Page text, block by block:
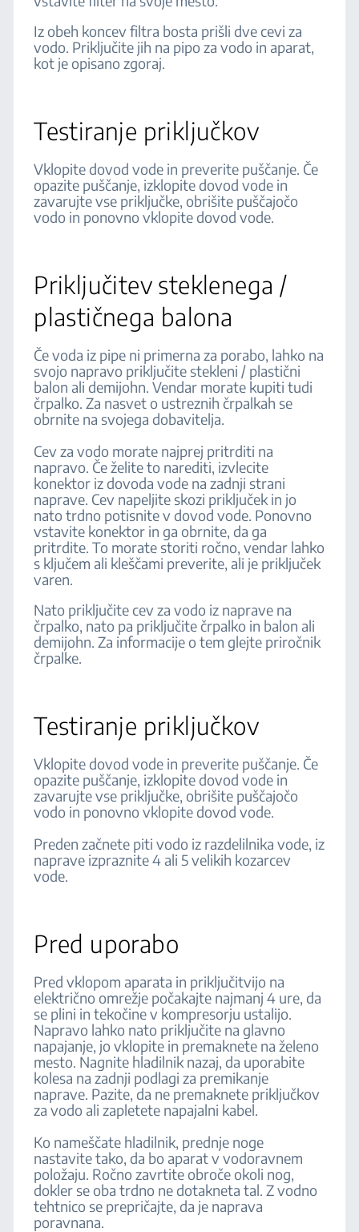
Iz obeh koncev filtra bosta prišli dve cevi za
vodo. Priključite jih na pipo za vodo in aparat,
kot je opisano zgoraj.
Testiranje priključkov
Vklopite dovod vode in preverite puščanje. Če
opazite puščanje, izklopite dovod vode in
zavarujte vse priključke, obrišite puščajočo
vodo in ponovno vklopite dovod vode.
Priključitev steklenega /
plastičnega balona
Če voda iz pipe ni primerna za porabo, lahko na
svojo napravo priključite stekleni / plastični
balon ali demijohn. Vendar morate kupiti tudi
črpalko. Za nasvet o ustreznih črpalkah se
obrnite na svojega dobavitelja.
Cev za vodo morate najprej pritrditi na
napravo. Če želite to narediti, izvlecite
konektor iz dovoda vode na zadnji strani
naprave. Cev napeljite skozi priključek in jo
nato trdno potisnite v dovod vode. Ponovno
vstavite konektor in ga obrnite, da ga
pritrdite. To morate storiti ročno, vendar lahko
s ključem ali kleščami preverite, ali je priključek
varen.
Nato priključite cev za vodo iz naprave na
črpalko, nato pa priključite črpalko in balon ali
demijohn. Za informacije o tem glejte priročnik
črpalke.
Testiranje priključkov
Vklopite dovod vode in preverite puščanje. Če
opazite puščanje, izklopite dovod vode in
zavarujte vse priključke, obrišite puščajočo
vodo in ponovno vklopite dovod vode.
Preden začnete piti vodo iz razdelilnika vode, iz
naprave izpraznite 4 ali 5 velikih kozarcev
vode.
Pred uporabo
Pred vklopom aparata in priključitvijo na
električno omrežje počakajte najmanj 4 ure, da
se plini in tekočine v kompresorju ustalijo.
Napravo lahko nato priključite na glavno
napajanje, jo vklopite in premaknete na želeno
mesto. Nagnite hladilnik nazaj, da uporabite
kolesa na zadnji podlagi za premikanje
naprave. Pazite, da ne premaknete priključkov
za vodo ali zapletete napajalni kabel.
Ko nameščate hladilnik, prednje noge
nastavite tako, da bo aparat v vodoravnem
položaju. Ročno zavrtite obroče okoli nog,
dokler se oba trdno ne dotakneta tal. Z vodno
tehtnico se prepričajte, da je naprava
poravnana.